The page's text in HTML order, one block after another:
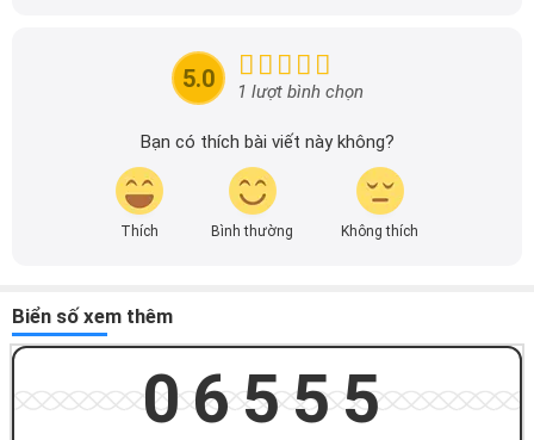
tin nhanh chóng và dễ dàng hơn.
5.0 1 lượt bình chọn
Bạn có thích bài viết này không?
Thích Bình thường Không thích
Biển số xem thêm
06555